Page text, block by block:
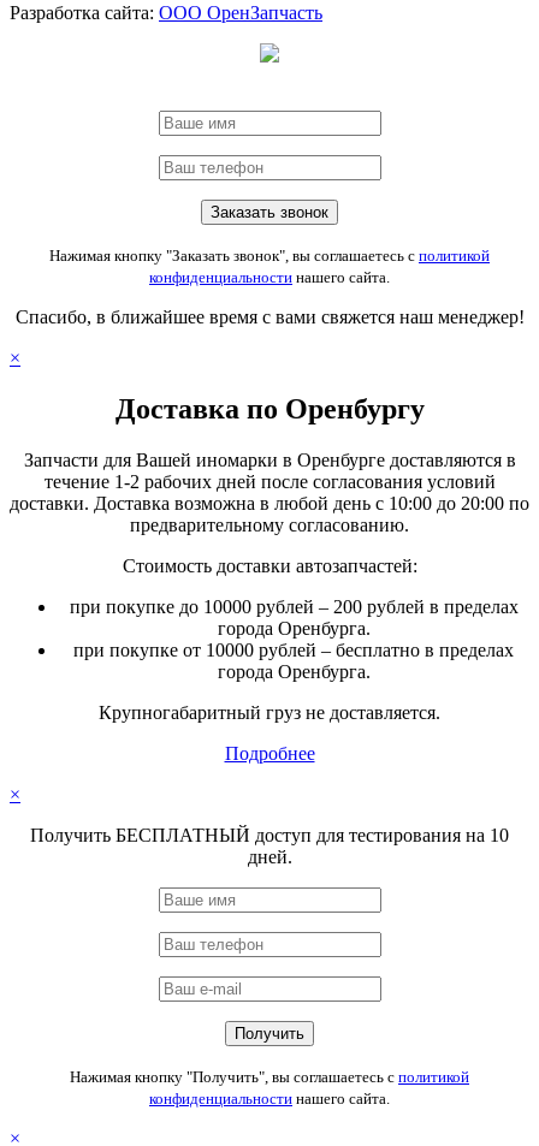
Разработка сайта: ООО ОренЗапчасть
Нажимая кнопку "Заказать звонок", вы соглашаетесь с политикой
конфиденциальности нашего сайта.
Спасибо, в ближайшее время с вами свяжется наш менеджер!
×
Доставка по Оренбургу
Запчасти для Вашей иномарки в Оренбурге доставляются в
течение 1-2 рабочих дней после согласования условий
доставки. Доставка возможна в любой день с 10:00 до 20:00 по
предварительному согласованию.
Стоимость доставки автозапчастей:
при покупке до 10000 рублей – 200 рублей в пределах
города Оренбурга.
при покупке от 10000 рублей – бесплатно в пределах
города Оренбурга.
Крупногабаритный груз не доставляется.
Подробнее
×
Получить БЕСПЛАТНЫЙ доступ для тестирования на 10
дней.
Нажимая кнопку "Получить", вы соглашаетесь с политикой
конфиденциальности нашего сайта.
×